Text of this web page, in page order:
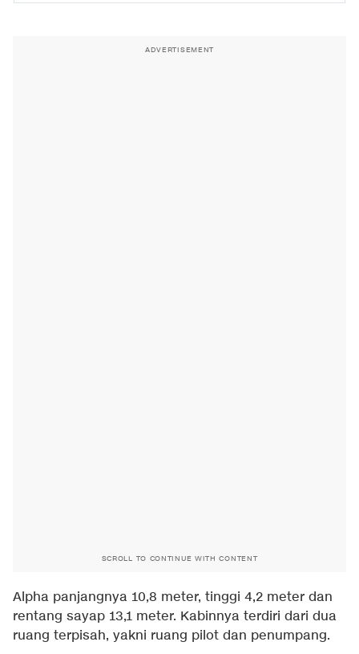
ADVERTISEMENT
SCROLL TO CONTINUE WITH CONTENT
Alpha panjangnya 10,8 meter, tinggi 4,2 meter dan
rentang sayap 13,1 meter. Kabinnya terdiri dari dua
ruang terpisah, yakni ruang pilot dan penumpang.